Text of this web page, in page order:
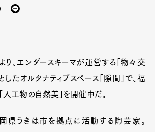
、エンダースキーマが運営する「物々交
したオルタナティブスペース「隙間」で、福
工物の自然美」を開催中だ。
県うきは市を拠点に活動する陶芸家。